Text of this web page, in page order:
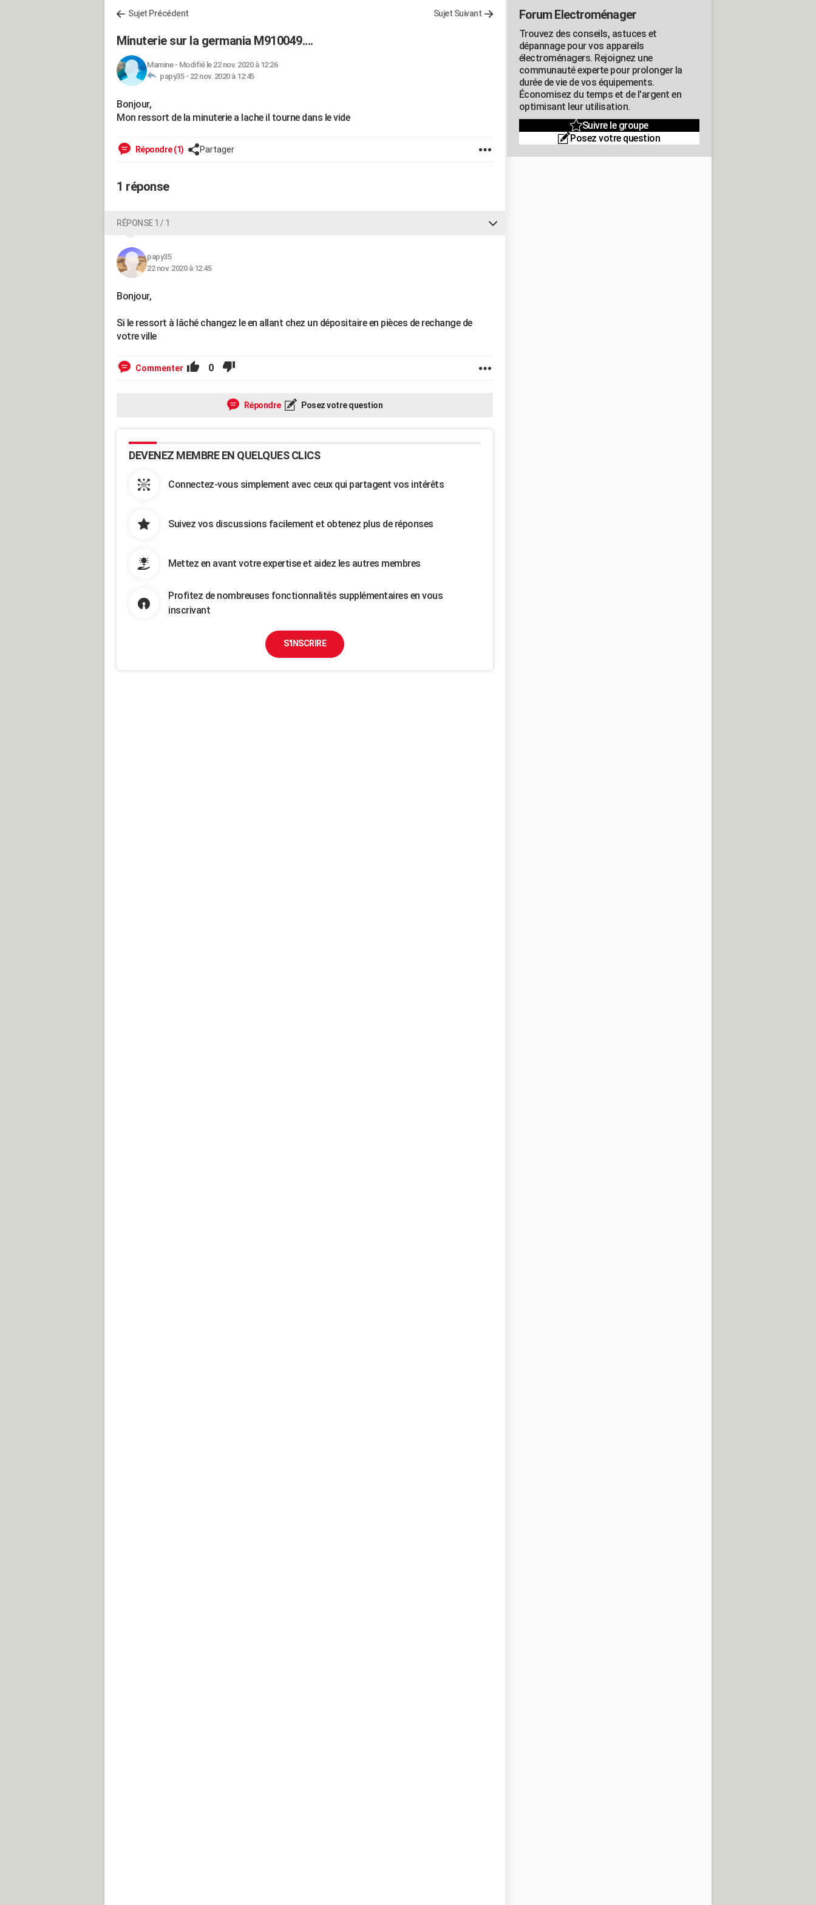
Sujet Précédent Sujet Suivant
Minuterie sur la germania M910049....
Mamine- Modifié le 22 nov. 2020 à 12:26
papy35 - 22 nov. 2020 à 12:45
Bonjour,
Mon ressort de la minuterie a lache il tourne dans le vide
Répondre (1) Partager
1 réponse
RÉPONSE 1 / 1
papy35
22 nov. 2020 à 12:45
Bonjour,
Si le ressort à lâché changez le en allant chez un dépositaire en pièces de rechange de
votre ville
Commenter 0
Répondre Posez votre question
DEVENEZ MEMBRE EN QUELQUES CLICS
Connectez-vous simplement avec ceux qui partagent vos intérêts
Suivez vos discussions facilement et obtenez plus de réponses
Mettez en avant votre expertise et aidez les autres membres
Profitez de nombreuses fonctionnalités supplémentaires en vous
inscrivant
S'INSCRIRE
Forum Electroménager
Trouvez des conseils, astuces et
dépannage pour vos appareils
électroménagers. Rejoignez une
communauté experte pour prolonger la
durée de vie de vos équipements.
Économisez du temps et de l'argent en
optimisant leur utilisation.
Suivre le groupe
Posez votre question